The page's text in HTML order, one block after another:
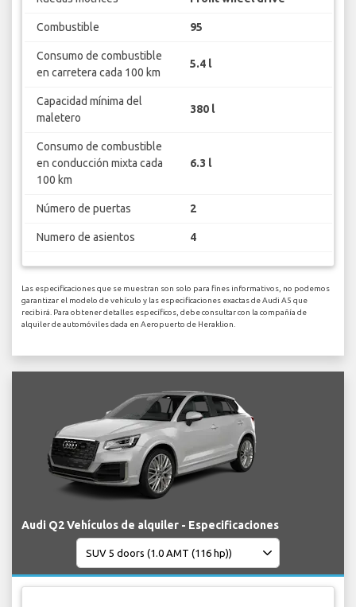
Combustible 95
Consumo de combustible
en carretera cada 100 km
5.4 l
Capacidad mínima del
maletero
380 l
Consumo de combustible
en conducción mixta cada
100 km
6.3 l
Número de puertas 2
Numero de asientos 4
Las especificaciones que se muestran son solo para fines informativos, no podemos
garantizar el modelo de vehículo y las especificaciones exactas de Audi A5 que
recibirá. Para obtener detalles específicos, debe consultar con la compañía de
alquiler de automóviles dada en Aeropuerto de Heraklion.
Audi Q2 Vehículos de alquiler - Especificaciones